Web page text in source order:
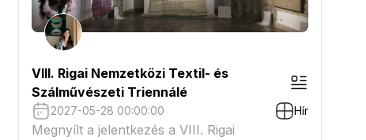
VIII. Rigai Nemzetközi Textil- és
Szálművészeti Triennálé
2027-05-28 00:00:00 Hír
Megnyílt a jelentkezés a VIII. Rigai